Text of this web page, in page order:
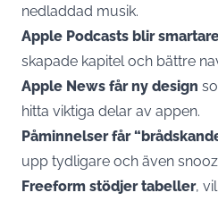
nedladdad musik.
Apple Podcasts blir
skapade kapitel och bättre
Apple News får ny design
hitta viktiga delar av appen.
Påminnelser får
upp tydligare och även
Freeform stödjer tabeller,